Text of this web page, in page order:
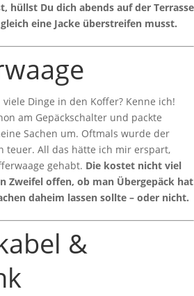
hüllst Du dich abends auf der Terrasse
eine Jacke überstreifen musst.
Dinge in den Koffer? Kenne ich!
am Gepäckschalter und packte
Sachen um. Oftmals wurde der
teuer. All das hätte ich mir erspart,
gehabt. Die kostet nicht viel
Zweifel offen, ob man Übergepäck hat
daheim lassen sollte – oder nicht.
&